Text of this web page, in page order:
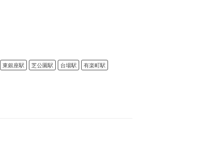
東銀座駅 芝公園駅 台場駅 有楽町駅